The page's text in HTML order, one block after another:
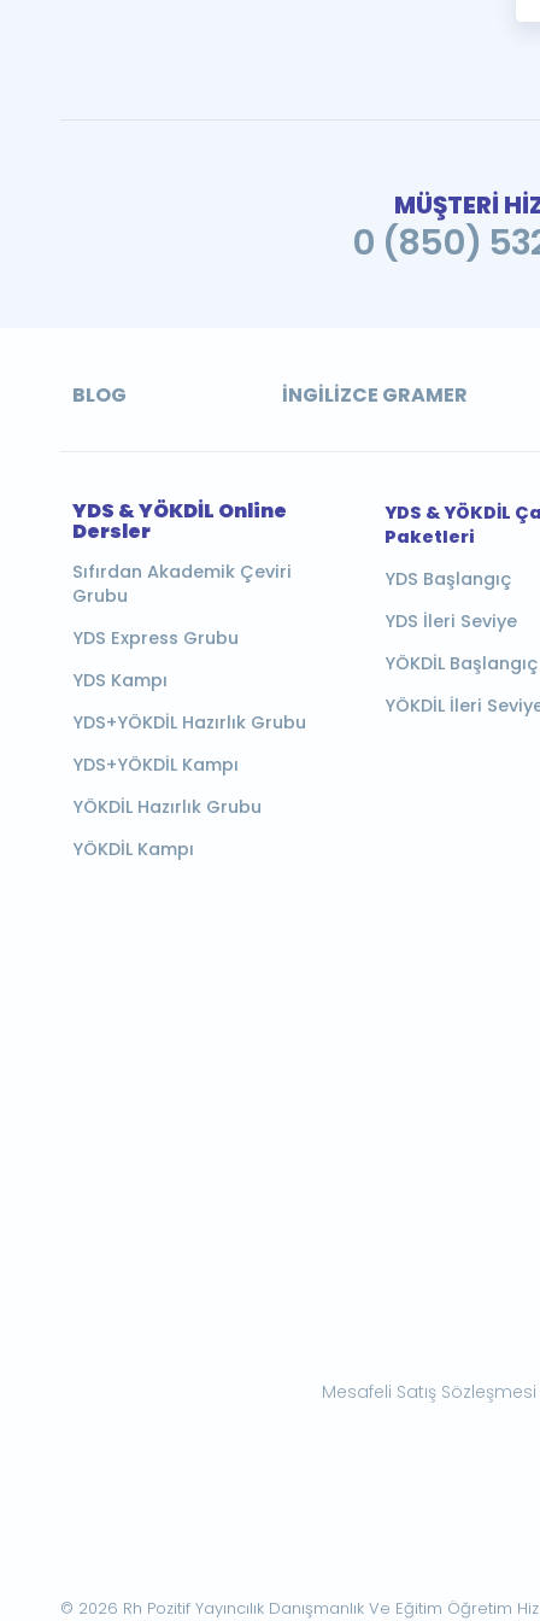
MÜŞTERİ
0 (850)
BLOG İNGILIZCE GRAMER
YDS & YÖKDİL Online
Dersler
Sıfırdan Akademik Çeviri
Grubu
YDS Express Grubu
YDS Kampı
YDS+YÖKDİL Hazırlık Grubu
YDS+YÖKDİL Kampı
YÖKDİL Hazırlık Grubu
YÖKDİL Kampı
YDS & YÖKDİL
Paketleri
YDS Başlangıç
YDS İleri Seviye
YÖKDİL Başlangıç
YÖKDİL İleri
Mesafeli Satış Sözleşmesi
© 2026 Rh Pozitif Yayıncılık Danışmanlık Ve Eğitim Öğretim